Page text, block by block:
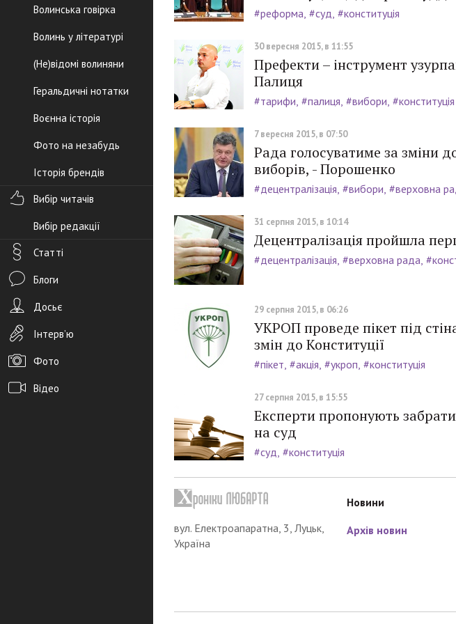
Волинська говірка
Волинь у літературі
(Не)відомі волиняни
Геральдичні нотатки
Воєнна історія
Фото на незабудь
Історія брендів
Вибір читачів
Вибір редакції
Статті
Блоги
Досьє
Інтерв’ю
Фото
Відео
#реформа #суд #конституція
30 вересня 2015, в 11:55
Префекти – інструмент
Палиця
#тарифи #палиця #вибори #конституція
7 вересня 2015, в 07:50
Рада голосуватиме за зміни
виборів, - Порошенко
#децентралізація #вибори #верховна
31 серпня 2015, в 10:14
Децентралізація пройшла
#децентралізація #верховна рада
29 серпня 2015, в 06:26
УКРОП проведе пікет під
змін до Конституції
#пікет #акція #укроп #конституція
27 серпня 2015, в 15:55
Експерти пропонують
на суд
#суд #конституція
вул. Електроапаратна, 3, Луцьк,
Україна
Новини
Архів новин